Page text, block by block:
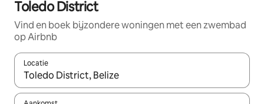
Toledo District
Vind en boek bijzondere woningen met een zwembad
op Airbnb
Locatie
Wanneer er suggesties beschikbaar zijn, maak je een keuze